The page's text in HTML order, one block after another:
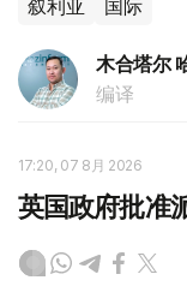
叙利亚 国际
木合塔尔
编译
17:20, 07 8月 2026
英国政府批准